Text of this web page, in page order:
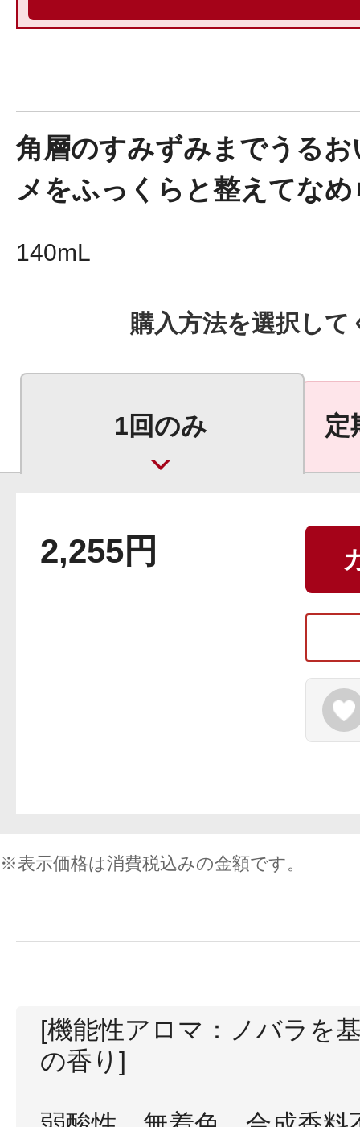
メイクアップ
健康食品／サプ
ギフト
角層のすみずみまでうる
メをふっくらと整えてな
140mL
購入方法を選択して
1回のみ 定
2,255円
※表示価格は消費税込みの金額です。
[機能性アロマ：ノバラを
の香り]